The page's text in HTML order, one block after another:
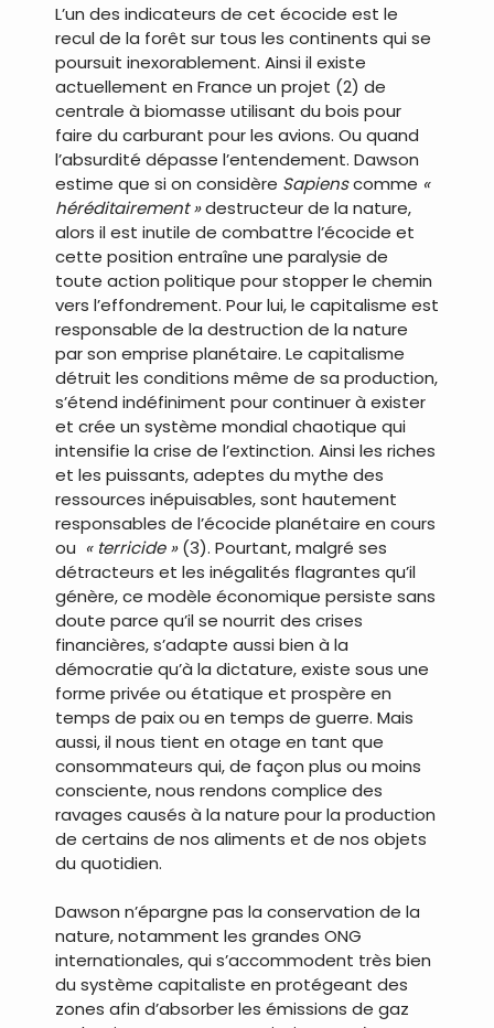
L’un des indicateurs de cet écocide est le
recul de la forêt sur tous les continents qui se
poursuit inexorablement. Ainsi il existe
actuellement en France un projet (2) de
centrale à biomasse utilisant du bois pour
faire du carburant pour les avions. Ou quand
l’absurdité dépasse l’entendement. Dawson
estime que si on considère Sapienscomme «
héréditairement »destructeur de la nature,
alors il est inutile de combattre l’écocide et
cette position entraîne une paralysie de
toute action politique pour stopper le chemin
vers l’effondrement. Pour lui, le capitalisme est
responsable de la destruction de la nature
par son emprise planétaire. Le capitalisme
détruit les conditions même de sa production,
s’étend indéfiniment pour continuer à exister
et crée un système mondial chaotique qui
intensifie la crise de l’extinction. Ainsi les riches
et les puissants, adeptes du mythe des
ressources inépuisables, sont hautement
responsables de l’écocide planétaire en cours
ou « terricide »(3). Pourtant, malgré ses
détracteurs et les inégalités flagrantes qu’il
génère, ce modèle économique persiste sans
doute parce qu’il se nourrit des crises
financières, s’adapte aussi bien à la
démocratie qu’à la dictature, existe sous une
forme privée ou étatique et prospère en
temps de paix ou en temps de guerre. Mais
aussi, il nous tient en otage en tant que
consommateurs qui, de façon plus ou moins
consciente, nous rendons complice des
ravages causés à la nature pour la production
de certains de nos aliments et de nos objets
du quotidien.
Dawson n’épargne pas la conservation de la
nature, notamment les grandes ONG
internationales, qui s’accommodent très bien
du système capitaliste en protégeant des
zones afin d’absorber les émissions de gaz